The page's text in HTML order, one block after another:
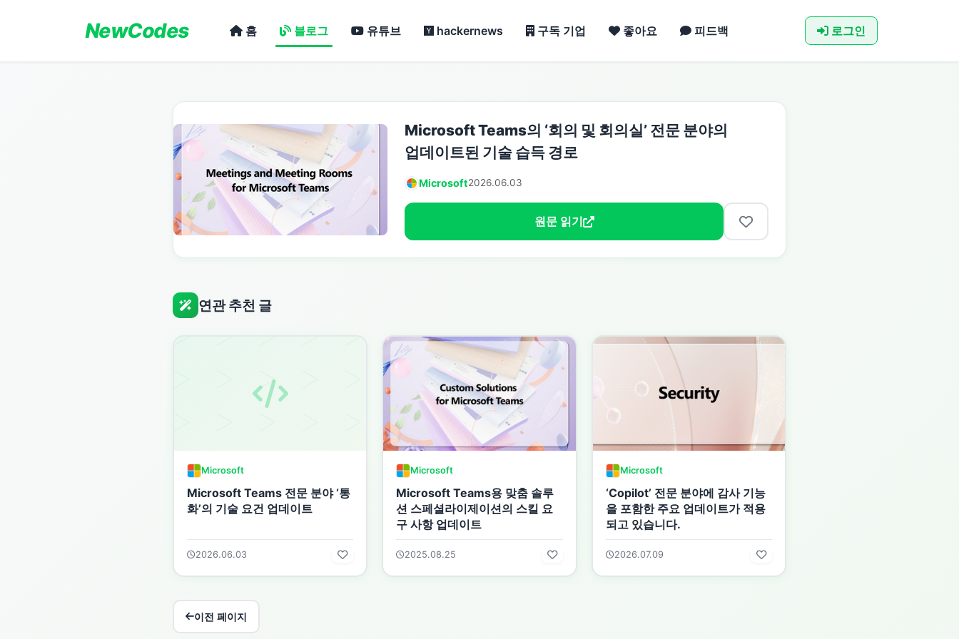
NewCodes 홈 블로그 유튜브 hackernews 구독 기업 좋아요 피드백 로그인
Microsoft Teams의 ‘회의 및 회의실’ 전문 분야의
업데이트된 기술 습득 경로
Microsoft2026.06.03
원문 읽기
연관 추천 글
Microsoft
Microsoft Teams 전문 분야 ‘통
화’의 기술 요건 업데이트
2026.06.03
Microsoft
Microsoft Teams용 맞춤 솔루
션 스페셜라이제이션의 스킬 요
구 사항 업데이트
2025.08.25
Microsoft
‘Copilot’ 전문 분야에 감사 기능
을 포함한 주요 업데이트가 적용
되고 있습니다.
2026.07.09
이전 페이지